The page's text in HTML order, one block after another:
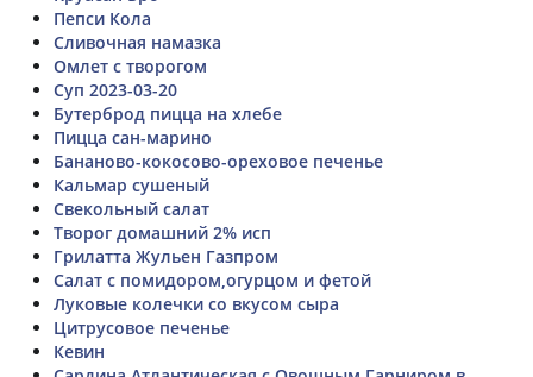
Пепси Кола
Сливочная намазка
Омлет с творогом
Суп 2023-03-20
Бутерброд пицца на хлебе
Пицца сан-марино
Бананово-кокосово-ореховое печенье
Кальмар сушеный
Свекольный салат
Творог домашний 2% исп
Грилатта Жульен Газпром
Салат с помидором,огурцом и фетой
Луковые колечки со вкусом сыра
Цитрусовое печенье
Кевин